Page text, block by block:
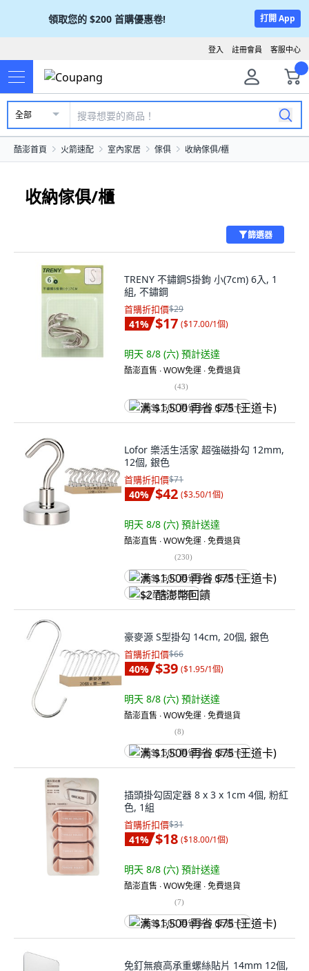
領取您的 $200 首購優惠卷! 打開 App
客服中心
註冊會員
登入
全部
酷澎首頁 火箭速配 室內家居 傢俱 收納傢俱/櫃
收納傢俱/櫃
篩選器
TRENY 不鏽鋼S掛鉤 小(7cm) 6入, 1
組, 不鏽鋼
首購折扣價$29
41% $17 ($17.00/1個)
明天 8/8 (六) 預計送達
酷澎直售 ∙ WOW免運 ∙ 免費退貨
(43)
满 $1,500 再省 $75 (王道卡)
Lofor 樂活生活家 超強磁掛勾 12mm,
12個, 銀色
首購折扣價$71
40% $42 ($3.50/1個)
明天 8/8 (六) 預計送達
酷澎直售 ∙ WOW免運 ∙ 免費退貨
(230)
满 $1,500 再省 $75 (王道卡)
$2 酷澎幣回饋
豪麥源 S型掛勾 14cm, 20個, 銀色
首購折扣價$66
40% $39 ($1.95/1個)
明天 8/8 (六) 預計送達
酷澎直售 ∙ WOW免運 ∙ 免費退貨
(8)
满 $1,500 再省 $75 (王道卡)
插頭掛勾固定器 8 x 3 x 1cm 4個, 粉紅
色, 1組
首購折扣價$31
41% $18 ($18.00/1個)
明天 8/8 (六) 預計送達
酷澎直售 ∙ WOW免運 ∙ 免費退貨
(7)
满 $1,500 再省 $75 (王道卡)
免釘無痕高承重螺絲貼片 14mm 12個,